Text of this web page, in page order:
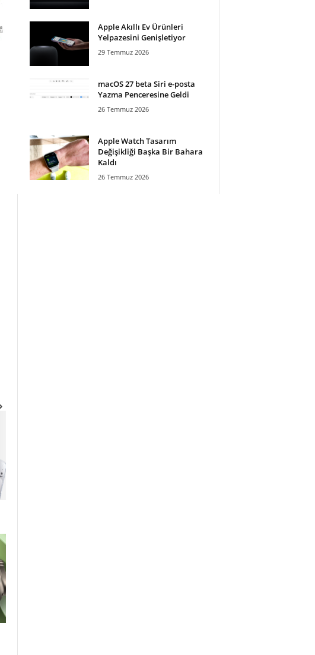
Apple Akıllı Ev Ürünleri
Yelpazesini Genişletiyor
29 Temmuz 2026
macOS 27 beta Siri e-posta
Yazma Penceresine Geldi
26 Temmuz 2026
Apple Watch Tasarım
Değişikliği Başka Bir Bahara
Kaldı
26 Temmuz 2026